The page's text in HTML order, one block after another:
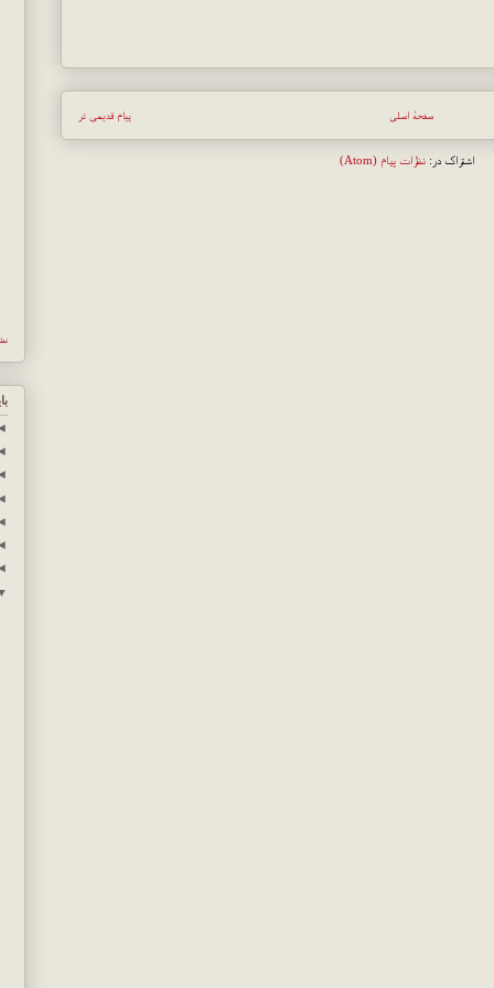
پیام قدیمی تر صفحهٔ اصلی
اشتراک در:نظرات پیام (Atom)